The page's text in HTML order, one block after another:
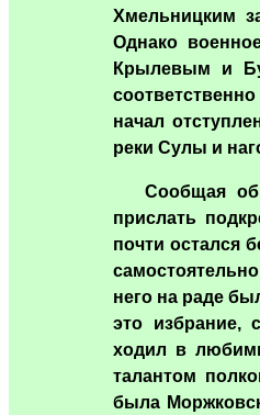
Хмельницким
Однако
Крылевым и
начал
реки Сулы и
Сообщая об
прислать
почти остался
него на раде
это избрание,
ходил в
талантом
была